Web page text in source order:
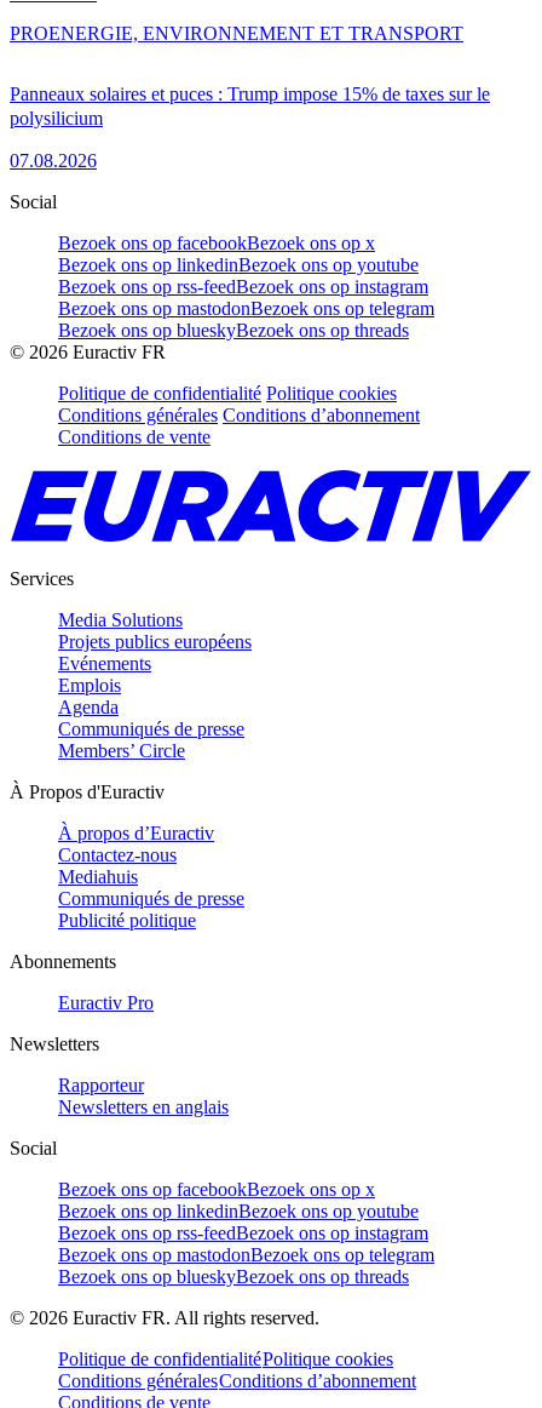
Panneaux solaires et puces : Trump impose 15% de taxes sur le
polysilicium
07.08.2026
PROENERGIE, ENVIRONNEMENT ET TRANSPORT
Social
Bezoek ons op facebookBezoek ons op x
Bezoek ons op linkedinBezoek ons op youtube
Bezoek ons op rss-feedBezoek ons op instagram
Bezoek ons op mastodonBezoek ons op telegram
Bezoek ons op blueskyBezoek ons op threads
© 2026 Euractiv FR
Politique de confidentialité Politique cookies
Conditions générales Conditions d’abonnement
Conditions de vente
Services
Media Solutions
Projets publics européens
Evénements
Emplois
Agenda
Communiqués de presse
Members’ Circle
À Propos d'Euractiv
À propos d’Euractiv
Contactez-nous
Mediahuis
Communiqués de presse
Publicité politique
Abonnements
Euractiv Pro
Newsletters
Rapporteur
Newsletters en anglais
Social
Bezoek ons op facebookBezoek ons op x
Bezoek ons op linkedinBezoek ons op youtube
Bezoek ons op rss-feedBezoek ons op instagram
Bezoek ons op mastodonBezoek ons op telegram
Bezoek ons op blueskyBezoek ons op threads
© 2026 Euractiv FR. All rights reserved.
Politique de confidentialitéPolitique cookies
Conditions généralesConditions d’abonnement
Conditions de vente